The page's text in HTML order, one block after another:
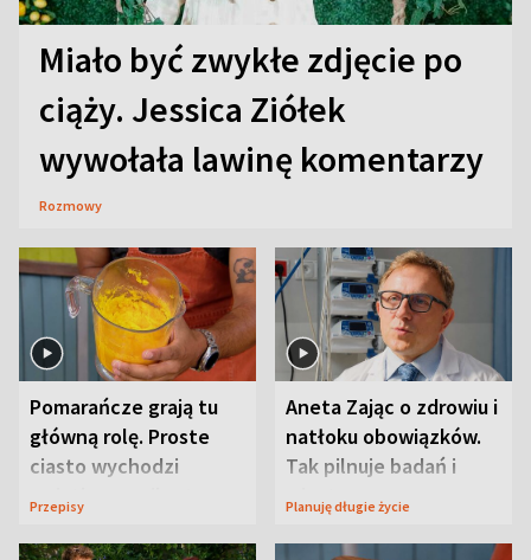
Miało być zwykłe zdjęcie po
ciąży. Jessica Ziółek
wywołała lawinę komentarzy
Rozmowy
Pomarańcze grają tu
główną rolę. Proste
ciasto wychodzi
wyjątkowo wilgotne
Przepisy
Aneta Zając o zdrowiu i
natłoku obowiązków.
Tak pilnuje badań i
wizyt
Planuję długie życie